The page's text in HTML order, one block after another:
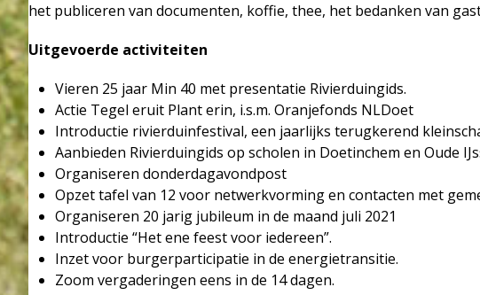
het publiceren van documenten, koffie, thee, het bedanken van
Uitgevoerde activiteiten
Vieren 25 jaar Min 40 met presentatie Rivierduingids.
Actie Tegel eruit Plant erin, i.s.m. Oranjefonds NLDoet
Introductie rivierduinfestival, een jaarlijks terugkerend
Aanbieden Rivierduingids op scholen in Doetinchem en Oude
Organiseren donderdagavondpost
Opzet tafel van 12 voor netwerkvorming en contacten met
Organiseren 20 jarig jubileum in de maand juli 2021
Introductie “Het ene feest voor iedereen”.
Inzet voor burgerparticipatie in de energietransitie.
Zoom vergaderingen eens in de 14 dagen.